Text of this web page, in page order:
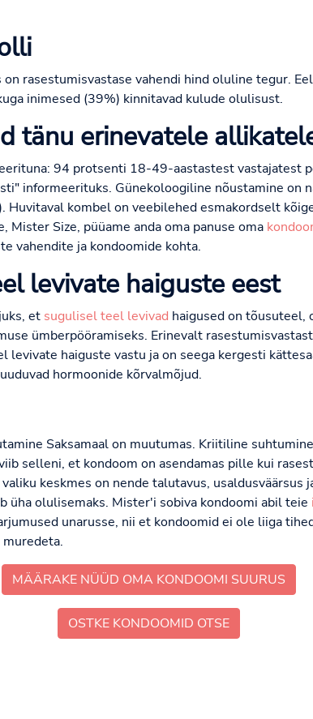
rasestumisvastase vahendi hind oluline tegur.
inimesed (39%) kinnitavad kulude olulisust.
tänu erinevatele
94 protsenti 18-49-aastastest vastajatest
informeerituks. Günekoloogiline nõustamine on
kombel on veebilehed esmakordselt
Mister Size, püüame anda oma panuse oma
vahendite ja kondoomide kohta.
levivate haiguste eest
et sugulisel teel levivad haigused on tõusuteel,
ümberpööramiseks. Erinevalt
haiguste vastu ja on seega kergesti
hormoonide kõrvalmõjud.
Saksamaal on muutumas. Kriitiline
selleni, et kondoom on asendamas pille kui
keskmes on nende talutavus, usaldusväärsus
üha olulisemaks. Mister'i sobiva kondoomi abil teie
unarusse, nii et kondoomid ei ole liiga
MÄÄRAKE NÜÜD OMA KONDOOMI SUURUS
OSTKE KONDOOMID OTSE